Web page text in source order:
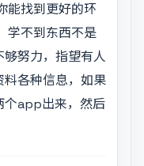
能找到更好的环
学不到东西不是
努力，指望有人
各种信息，如果
个app出来，然后